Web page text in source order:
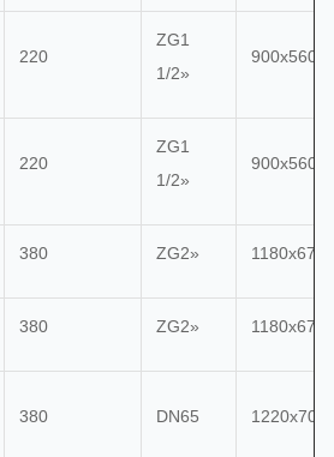
220
ZG1
1/2»
220
ZG1
1/2»
380 ZG2»
380 ZG2»
380 DN65